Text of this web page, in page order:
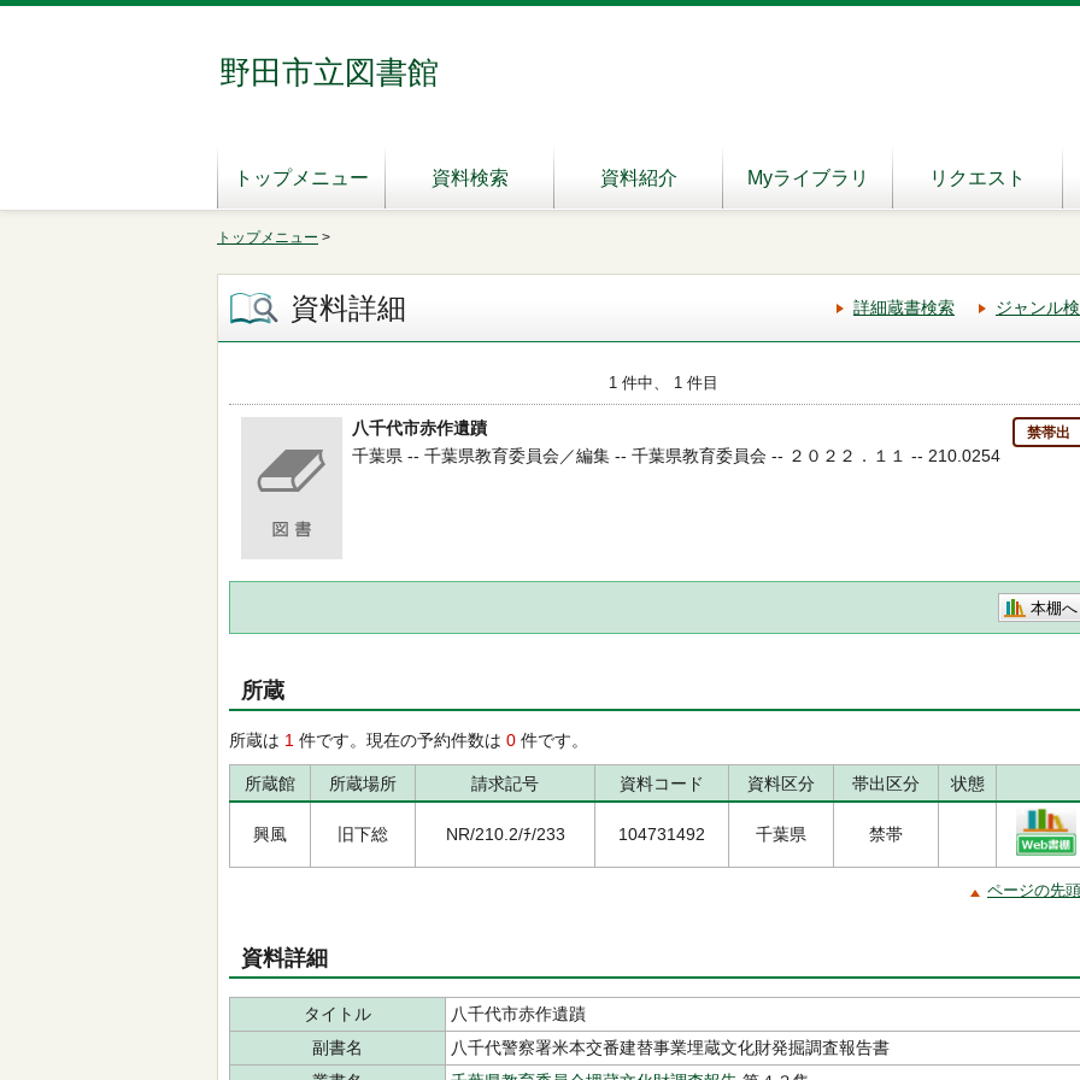
野田市立図書館
トップメニュー 資料検索 資料紹介 Myライブラリ リクエスト
トップメニュー >
資料詳細 詳細蔵書検索 ジャンル
1 件中、 1 件目
八千代市赤作遺蹟 禁帯出
千葉県 -- 千葉県教育委員会／編集 -- 千葉県教育委員会 -- ２０２２．１１ -- 210.0254
本棚へ
所蔵
所蔵は 1 件です。現在の予約件数は 0 件です。
所蔵館 所蔵場所 請求記号 資料コード 資料区分 帯出区分 状態
興風 旧下総 NR/210.2/ﾁ/233 104731492 千葉県 禁帯
ページの先
資料詳細
タイトル
八千代市赤作遺蹟
副書名
八千代警察署米本交番建替事業埋蔵文化財発掘調査報告書